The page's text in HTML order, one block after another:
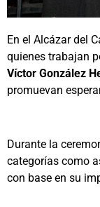
En el Alcázar del
quienes trabajan
Víctor González
promuevan
Durante la
categorías como
con base en su